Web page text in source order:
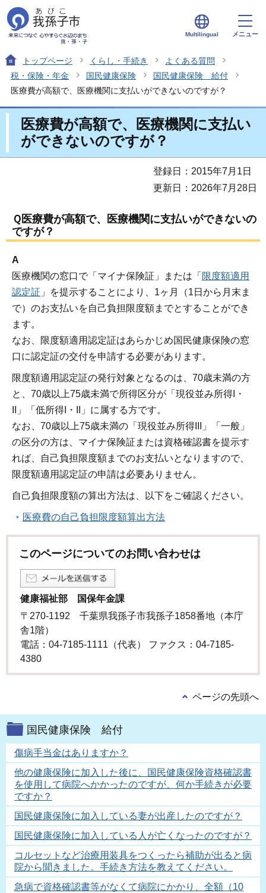
Multilingual メニュー
トップページ くらし・手続き
よくある質問
税・保険・年金
国民健康保険
国民健康保険 給付
医療費が高額で、医療機関に支払いができないのですが？
医療費が高額で、医療機関に支払い
ができないのですが？
登録日：2015年7月1日
更新日：2026年7月28日
Ｑ医療費が高額で、医療機関に支払いができないの
ですが？
A
医療機関の窓口で「マイナ保険証」または「 限度額適用
認定証 」を提示することにより、1ヶ月（1日から月末ま
で）のお支払いを自己負担限度額までとすることができ
ます。
なお、限度額適用認定証はあらかじめ国民健康保険の窓
口に認定証の交付を申請する必要があります。
限度額適用認定証の発行対象となるのは、70歳未満の方
と、70歳以上75歳未満で所得区分が「現役並み所得I・
II」「低所得I・II」に属する方です。
なお、70歳以上75歳未満の「現役並み所得III」「一般」
の区分の方は、マイナ保険証または資格確認書を提示す
れば、自己負担限度額までのお支払いとなりますので、
限度額適用認定証の申請は必要ありません。
自己負担限度額の算出方法は、以下をご確認ください。
医療費の自己負担限度額算出方法
このページについてのお問い合わせは
健康福祉部 国保年金課
〒270-1192 千葉県我孫子市我孫子1858番地（本庁
舎1階）
電話：04-7185-1111（代表） ファクス：04-7185-
4380
ページの先頭へ
国民健康保険 給付
傷病手当金はありますか？
他の健康保険に加入した後に、国民健康保険資格確認書
を使用して病院へかかったのですが、何か手続きが必要
ですか？
国民健康保険に加入している妻が出産したのですが？
国民健康保険に加入している人が亡くなったのですが？
コルセットなど治療用装具をつくったら補助が出ると病
院から聞きました。手続き方法を教えてください。
急病で資格確認書等がなくて病院にかかり、全額（10